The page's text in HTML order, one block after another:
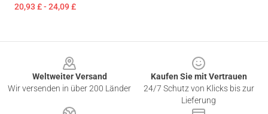
20,93 £ - 24,09 £
Weltweiter Versand
Wir versenden in über 200 Länder
Kaufen Sie mit Vertrauen
24/7 Schutz von Klicks bis zur
Lieferung